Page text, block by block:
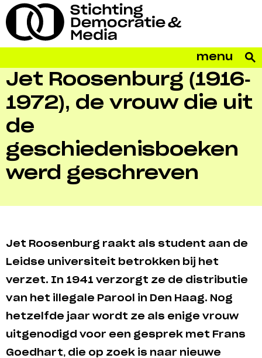
menu
Jet Roosenburg (1916-
1972), de vrouw die uit
de
geschiedenisboeken
werd geschreven
Jet Roosenburg raakt als student aan de
Leidse universiteit betrokken bij het
verzet. In 1941 verzorgt ze de distributie
van het illegale Parool in Den Haag. Nog
hetzelfde jaar wordt ze als enige vrouw
uitgenodigd voor een gesprek met Frans
Goedhart, die op zoek is naar nieuwe